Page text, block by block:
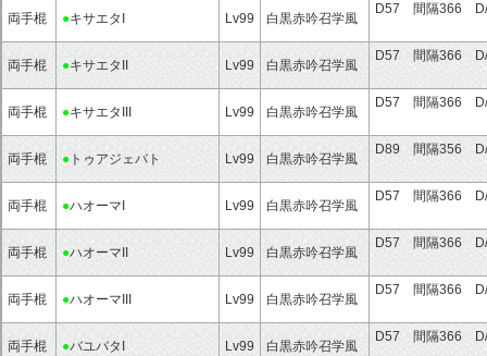
両手棍 ●キサエタI Lv99 白黒赤吟召学風
D57 間隔366
両手棍 ●キサエタII Lv99 白黒赤吟召学風
D57 間隔366
両手棍 ●キサエタIII Lv99 白黒赤吟召学風
D57 間隔366
両手棍 ● トゥアジェバト Lv99 白黒赤吟召学風
D89 間隔356
両手棍 ●ハオーマI Lv99 白黒赤吟召学風
D57 間隔366
両手棍 ●ハオーマII Lv99 白黒赤吟召学風
D57 間隔366
両手棍 ●ハオーマIII Lv99 白黒赤吟召学風
D57 間隔366
両手棍 ●バユバタI Lv99 白黒赤吟召学風
D57 間隔366